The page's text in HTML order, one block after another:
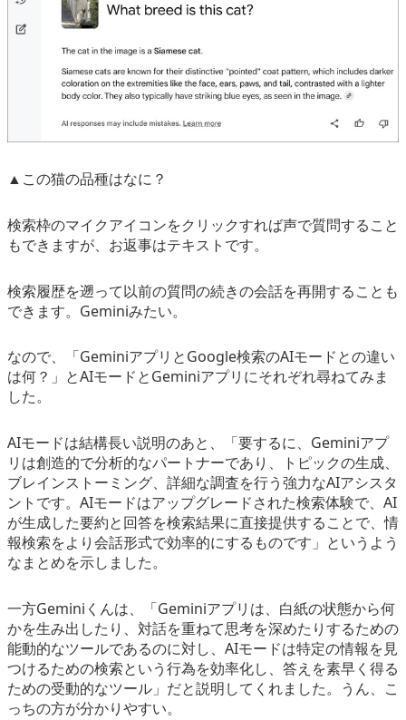
▲この猫の品種はなに？
検索枠のマイクアイコンをクリックすれば声で質問すること
もできますが、お返事はテキストです。
検索履歴を遡って以前の質問の続きの会話を再開することも
できます。Geminiみたい。
なので、「GeminiアプリとGoogle検索のAIモードとの違い
は何？」とAIモードとGeminiアプリにそれぞれ尋ねてみま
した。
AIモードは結構長い説明のあと、「要するに、Geminiアプ
リは創造的で分析的なパートナーであり、トピックの生成、
ブレインストーミング、詳細な調査を行う強力なAIアシスタ
ントです。AIモードはアップグレードされた検索体験で、AI
が生成した要約と回答を検索結果に直接提供することで、情
報検索をより会話形式で効率的にするものです」というよう
なまとめを示しました。
一方Geminiくんは、「Geminiアプリは、白紙の状態から何
かを生み出したり、対話を重ねて思考を深めたりするための
能動的なツールであるのに対し、AIモードは特定の情報を見
つけるための検索という行為を効率化し、答えを素早く得る
ための受動的なツール」だと説明してくれました。うん、こ
っちの方が分かりやすい。